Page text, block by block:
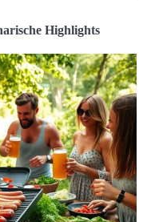
Highlights